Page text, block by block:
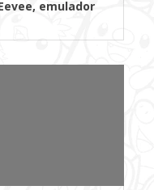
emulador